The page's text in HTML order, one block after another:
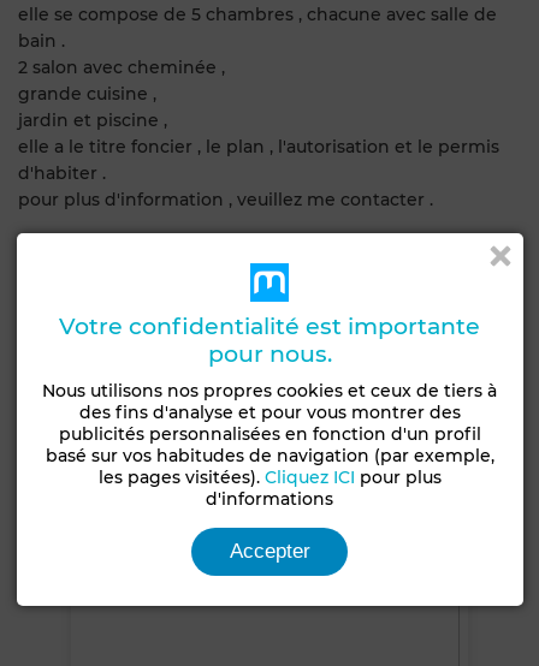
elle se compose de 5 chambres , chacune avec salle de
bain .
2 salon avec cheminée ,
grande cuisine ,
jardin et piscine ,
elle a le titre foncier , le plan , l'autorisation et le permis
d'habiter .
pour plus d'information , veuillez me contacter .
Caractéristiques générales
Type de bien
Villa
Etat
Bon état / habitable
Années
1-5 ans
Type du sol
Carrelage
Jardin Terrasse Garage Vue sur les montagnes
Cheminée
Voir plus de photos
Votre confidentialité est importante
pour nous.
Nous utilisons nos propres cookies et ceux de tiers à
des fins d'analyse et pour vous montrer des
publicités personnalisées en fonction d'un profil
basé sur vos habitudes de navigation (par exemple,
les pages visitées). Cliquez ICI pour plus
d'informations
Accepter